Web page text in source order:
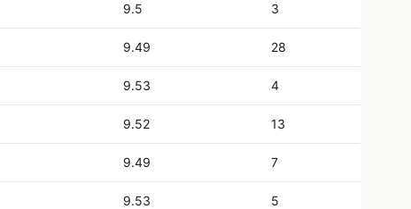
9.5 3
9.49 28
9.53 4
9.52 13
9.49 7
9.53 5